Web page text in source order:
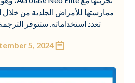
ممارستها للأمراض الجلدية من خلال
تعدد استخداماته. ستتوفر الترجمة
5, 2024